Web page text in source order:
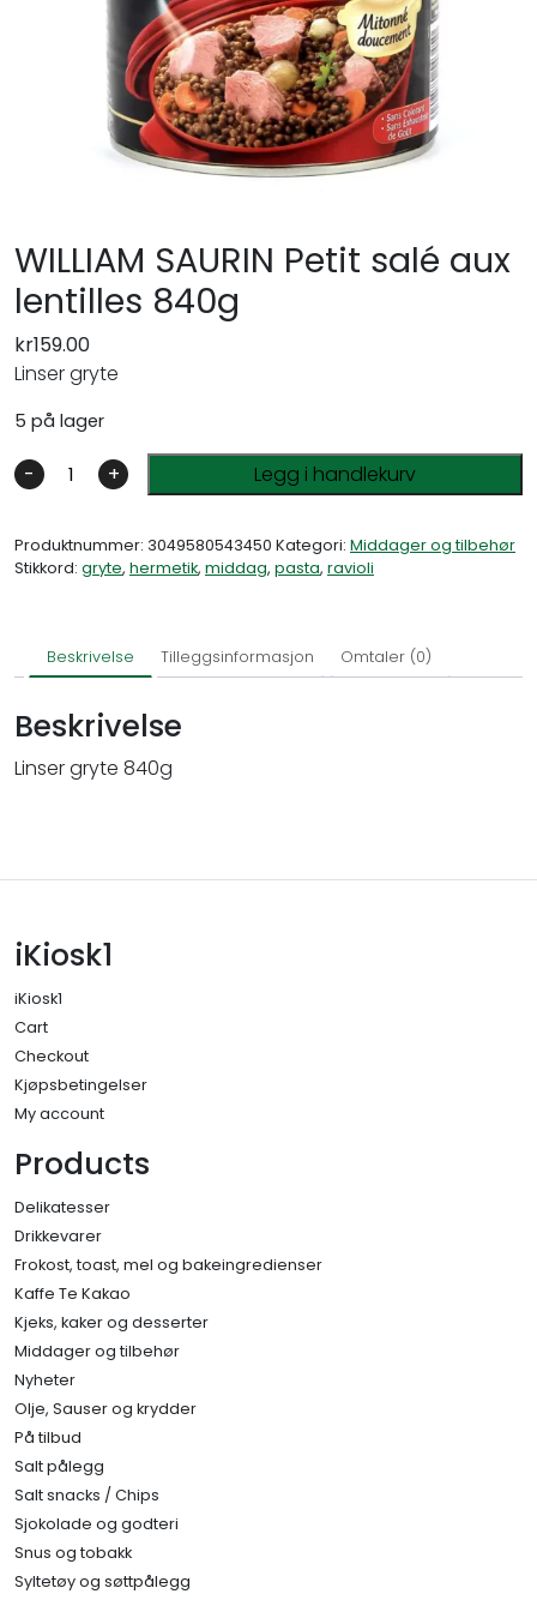
WILLIAM SAURIN Petit salé aux
lentilles 840g
kr159.00
Linser gryte
5 på lager
- + Legg i handlekurv
Produktnummer: 3049580543450 Kategori: Middager og tilbehør
Stikkord: gryte, hermetik, middag, pasta, ravioli
Beskrivelse Tilleggsinformasjon Omtaler (0)
Beskrivelse
Linser gryte 840g
iKiosk1
iKiosk1
Cart
Checkout
Kjøpsbetingelser
My account
Products
Delikatesser
Drikkevarer
Frokost, toast, mel og bakeingredienser
Kaffe Te Kakao
Kjeks, kaker og desserter
Middager og tilbehør
Nyheter
Olje, Sauser og krydder
På tilbud
Salt pålegg
Salt snacks / Chips
Sjokolade og godteri
Snus og tobakk
Syltetøy og søttpålegg